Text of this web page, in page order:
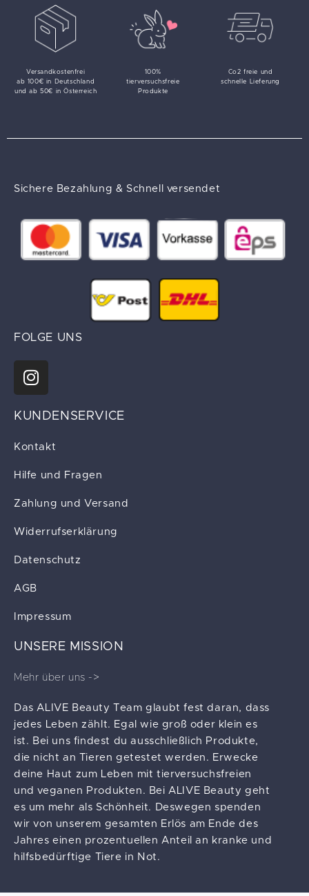
Versandkostenfrei
ab 100€ in Deutschland
und ab 50€ in Österreich
100%
tierversuchsfreie
Produkte
Co2 freie und
schnelle Lieferung
Sichere Bezahlung & Schnell versendet
FOLGE UNS
KUNDENSERVICE
Kontakt
Hilfe und Fragen
Zahlung und Versand
Widerrufserklärung
Datenschutz
AGB
Impressum
UNSERE MISSION
Mehr über uns ->
Das ALIVE Beauty Team glaubt fest daran, dass
jedes Leben zählt. Egal wie groß oder klein es
ist. Bei uns findest du ausschließlich Produkte,
die nicht an Tieren getestet werden. Erwecke
deine Haut zum Leben mit tierversuchsfreien
und veganen Produkten. Bei ALIVE Beauty geht
es um mehr als Schönheit. Deswegen spenden
wir von unserem gesamten Erlös am Ende des
Jahres einen prozentuellen Anteil an kranke und
hilfsbedürftige Tiere in Not.